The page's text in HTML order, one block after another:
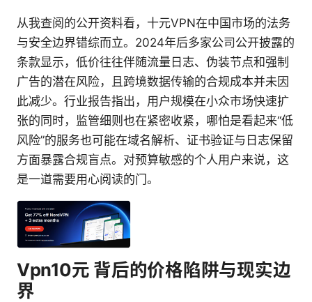
从我查阅的公开资料看，十元VPN在中国市场的法务
与安全边界错综而立。2024年后多家公司公开披露的
条款显示，低价往往伴随流量日志、伪装节点和强制
广告的潜在风险，且跨境数据传输的合规成本并未因
此减少。行业报告指出，用户规模在小众市场快速扩
张的同时，监管细则也在紧密收紧，哪怕是看起来“低
风险”的服务也可能在域名解析、证书验证与日志保留
方面暴露合规盲点。对预算敏感的个人用户来说，这
是一道需要用心阅读的门。
Vpn10元 背后的价格陷阱与现实边
界